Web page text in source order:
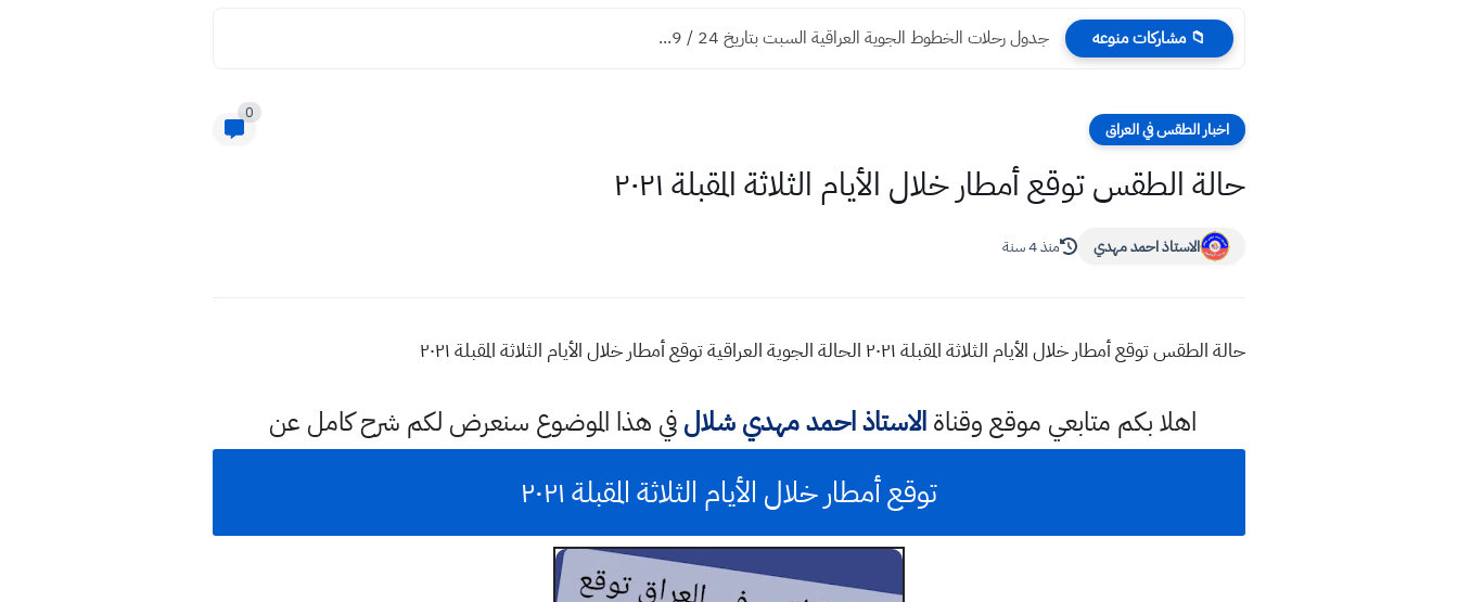
📁 مشاركات منوعه جدول رحلات الخطوط الجوية العراقية السبت بتاريخ 24 / 9...
اخبار الطقس في العراق
0
حالة الطقس توقع أمطار خلال الأيام الثلاثة المقبلة ٢٠٢١
الاستاذ احمد مهدي منذ 4 سنة
حالة الطقس توقع أمطار خلال الأيام الثلاثة المقبلة ٢٠٢١ الحالة الجوية العراقية توقع أمطار خلال الأيام الثلاثة المقبلة ٢٠٢١
اهلا بكم متابعي موقع وقناةالاستاذ احمد مهدي شلالفي هذا الموضوع سنعرض لكم شرح كامل عن
توقع أمطار خلال الأيام الثلاثة المقبلة ٢٠٢١